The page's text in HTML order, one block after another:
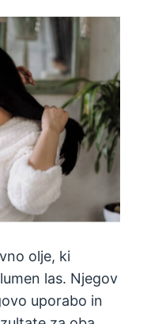
olje, ki
las. Njegov
uporabo in